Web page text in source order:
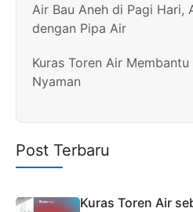
Air Bau Aneh di Pagi Hari,
dengan Pipa Air
Kuras Toren Air
Nyaman
Post Terbaru
Kuras Toren Air